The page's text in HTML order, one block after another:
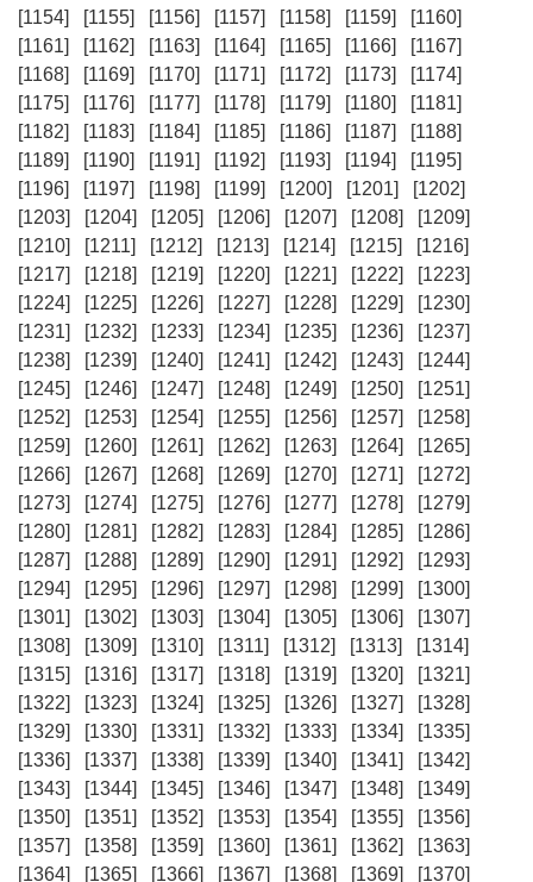
[1154]
[1155] [1156] [1157] [1158] [1159]
[1160]
[1161]
[1162] [1163] [1164] [1165] [1166]
[1167]
[1168]
[1169] [1170] [1171] [1172] [1173]
[1174]
[1175]
[1176] [1177] [1178] [1179] [1180]
[1181]
[1182]
[1183] [1184] [1185] [1186] [1187]
[1188]
[1189]
[1190] [1191] [1192] [1193] [1194]
[1195]
[1196]
[1197] [1198] [1199] [1200] [1201]
[1202]
[1203]
[1204] [1205] [1206] [1207] [1208]
[1209]
[1210]
[1211] [1212] [1213] [1214] [1215]
[1216]
[1217]
[1218] [1219] [1220] [1221] [1222]
[1223]
[1224]
[1225] [1226] [1227] [1228] [1229]
[1230]
[1231]
[1232] [1233] [1234] [1235] [1236]
[1237]
[1238]
[1239] [1240] [1241] [1242] [1243]
[1244]
[1245]
[1246] [1247] [1248] [1249] [1250]
[1251]
[1252]
[1253] [1254] [1255] [1256] [1257]
[1258]
[1259]
[1260] [1261] [1262] [1263] [1264]
[1265]
[1266]
[1267] [1268] [1269] [1270] [1271]
[1272]
[1273]
[1274] [1275] [1276] [1277] [1278]
[1279]
[1280]
[1281] [1282] [1283] [1284] [1285]
[1286]
[1287]
[1288] [1289] [1290] [1291] [1292]
[1293]
[1294]
[1295] [1296] [1297] [1298] [1299]
[1300]
[1301]
[1302] [1303] [1304] [1305] [1306]
[1307]
[1308]
[1309] [1310] [1311] [1312] [1313]
[1314]
[1315]
[1316] [1317] [1318] [1319] [1320]
[1321]
[1322]
[1323] [1324] [1325] [1326] [1327]
[1328]
[1329]
[1330] [1331] [1332] [1333] [1334]
[1335]
[1336]
[1337] [1338] [1339] [1340] [1341]
[1342]
[1343]
[1344] [1345] [1346] [1347] [1348]
[1349]
[1350]
[1351] [1352] [1353] [1354] [1355]
[1356]
[1357]
[1358] [1359] [1360] [1361] [1362]
[1363]
[1364]
[1365] [1366] [1367] [1368] [1369]
[1370]